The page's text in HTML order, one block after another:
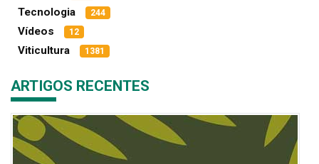
Tecnologia 244
Vídeos 12
Viticultura 1381
ARTIGOS RECENTES